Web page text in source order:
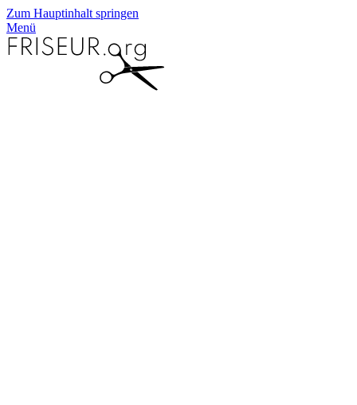
Zum Hauptinhalt springen
Menü